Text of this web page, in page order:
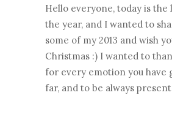
Hello everyone, today is the
the year, and I wanted to
some of my 2013 and wish
Christmas :) I wanted to
for every emotion you have
far, and to be always